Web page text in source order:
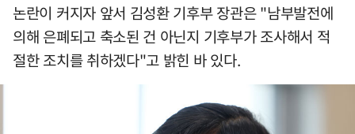
논란이 커지자 앞서 김성환 기후부 장관은 "남부발전에
의해 은폐되고 축소된 건 아닌지 기후부가 조사해서 적
절한 조치를 취하겠다"고 밝힌 바 있다.